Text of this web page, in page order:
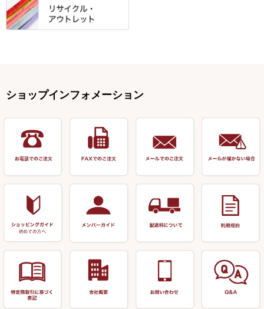
針外し・糸ほどき
逍遥（しょうよう）
玉網（高級品）
替網・仕付糸
玉置（高級品）
万力付お膳・うどん皿
先受・メスネジ・その他
仕掛箱・小物箱
ハリスメジャー系
松葉仕掛用
底取りアイテム
ハサミ
ポンプ絞り器・ポンプ類
テント
リーズ
釣台 釣宝・その他
偏光サングラス
小物ケース・保護ケース
防寒コーナー
すべて
浮子用素材
塗料用 筆
装飾品
リサイクル 竹竿（～19,999円）
リサイクル 竹竿（深山）
リサイクル 浮子
リサイクル 玉網・玉置・フラ
リサイクル 浮子箱・浮子筒・
アウトレット商品
ショップインフォメーション